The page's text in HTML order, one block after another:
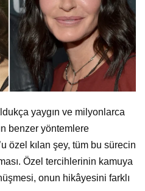
yaygın ve milyonlarca
benzer yöntemlere
özel kılan şey, tüm bu sürecin
Özel tercihlerinin kamuya
onun hikâyesini farklı